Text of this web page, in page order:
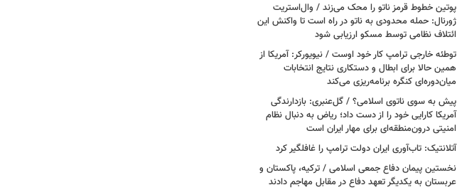
پوتین خطوط قرمز ناتو را محک می‌زند / وال‌استریت
ژورنال: حمله محدودی به ناتو در راه است تا واکنش این
ائتلاف نظامی توسط مسکو ارزیابی شود
توطئه خارجی ترامپ کار خود اوست / نیویورکر: آمریکا از
همین حالا برای ابطال و دستکاری نتایج انتخابات
میان‌دوره‌ای کنگره برنامه‌ریزی می‌کند
پیش به سوی ناتوی اسلامی؟ / گل‌عنبری: بازدارندگی
آمریکا کارایی خود را از دست داد؛ ریاض به دنبال نظام
امنیتی درون‌منطقه‌ای برای مهار ایران است
آتلانتیک: تاب‌آوری ایران دولت ترامپ را غافلگیر کرد
نخستین پیمان دفاع جمعی اسلامی / ترکیه، پاکستان و
عربستان به یکدیگر تعهد دفاع در مقابل مهاجم دادند